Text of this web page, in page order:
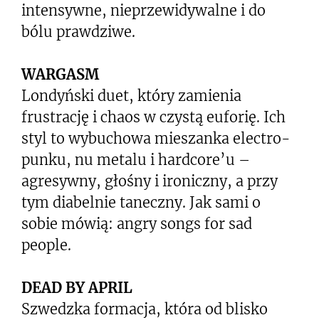
intensywne, nieprzewidywalne i do
bólu prawdziwe.
WARGASM
Londyński duet, który zamienia
frustrację i chaos w czystą euforię. Ich
styl to wybuchowa mieszanka electro-
punku, nu metalu i hardcore’u –
agresywny, głośny i ironiczny, a przy
tym diabelnie taneczny. Jak sami o
sobie mówią: angry songs for sad
people.
DEAD BY APRIL
Szwedzka formacja, która od blisko